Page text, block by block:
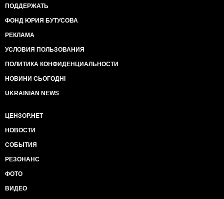
ПОДДЕРЖАТЬ
ФОНД ЮРИЯ БУТУСОВА
РЕКЛАМА
УСЛОВИЯ ПОЛЬЗОВАНИЯ
ПОЛИТИКА КОНФИДЕНЦИАЛЬНОСТИ
НОВИНИ СЬОГОДНІ
UKRAINIAN NEWS
ЦЕНЗОР.НЕТ
НОВОСТИ
СОБЫТИЯ
РЕЗОНАНС
ФОТО
ВИДЕО